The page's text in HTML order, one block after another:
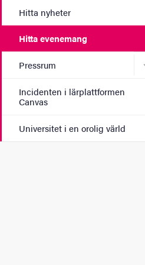
Hitta nyheter
Hitta evenemang
Pressrum
Incidenten i lärplattformen
Canvas
Universitet i en orolig värld